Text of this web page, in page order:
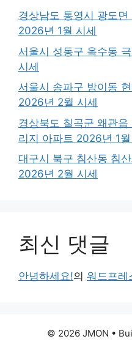
경상남도 통영시 광도
2026년 1월 시세
서울시 성동구 옥수동
시세
서울시 송파구 방이동
2026년 2월 시세
경상북도 칠곡군 왜관
리지 아파트 2026년 1
대구시 북구 침산동 침
2026년 2월 시세
최신 댓글
안녕하세요!의 워드프레
© 2026 JMON •